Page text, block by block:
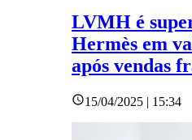
LVMH é
Hermès em
após vendas
15/04/2025 | 15:34